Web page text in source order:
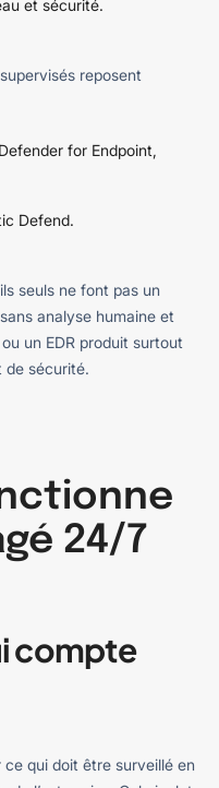
et sécurité.
reposent
for Endpoint,
Defend.
seuls ne font pas un
analyse humaine et
un EDR produit surtout
de sécurité.
24/7
compte
qui doit être surveillé en